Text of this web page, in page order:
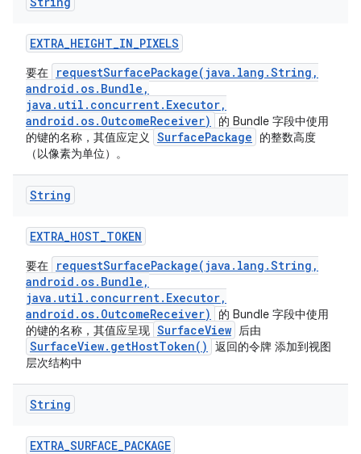
EXTRA_HEIGHT_IN_PIXELS
要在
requestSurfacePackage(java.lang.String,
android.os.Bundle,
java.util.concurrent.Executor,
android.os.OutcomeReceiver)
的 Bundle 字段中使用
的键的名称，其值应定义
SurfacePackage
的整数高度
（以像素为单位）。
String
EXTRA_HOST_TOKEN
要在
requestSurfacePackage(java.lang.String,
android.os.Bundle,
java.util.concurrent.Executor,
android.os.OutcomeReceiver)
的 Bundle 字段中使用
的键的名称，其值应呈现 SurfaceView 后由
SurfaceView.getHostToken()
返回的令牌 添加到视图
层次结构中
String
EXTRA_SURFACE_PACKAGE